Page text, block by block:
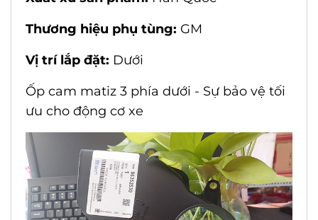
Thương hiệu phụ tùng: GM
Vị trí lắp đặt: Dưới
Ốp cam matiz 3 phía dưới - Sự bảo vệ tối
ưu cho động cơ xe